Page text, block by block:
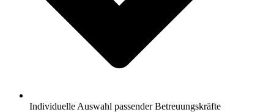
Individuelle Auswahl passender Betreuungskräfte